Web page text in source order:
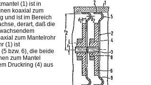
(1) ist in
koaxial zum
und ist im Bereich
derart, daß die
zum Mantelrohr
(1) ist
bzw. 6), die beide
zum Mantel
Druckring (4) aus